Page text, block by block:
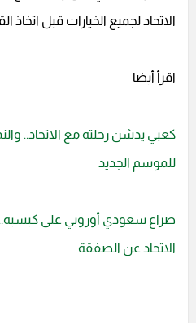
الاتحاد لجميع الخيارات قبل اتخاذ
اقرأ أيضا
كعبي يدشن رحلته مع الاتحاد..
للموسم الجديد
صراع سعودي أوروبي على
الاتحاد عن الصفقة